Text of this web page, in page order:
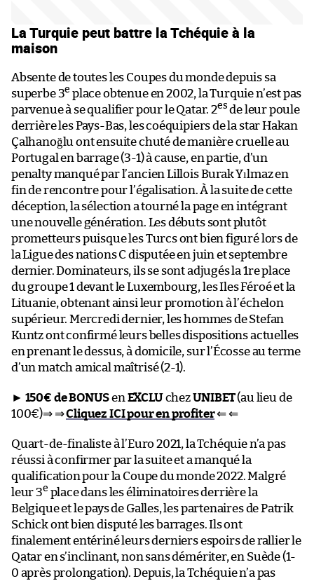
La Turquie peut battre la Tchéquie à la
maison
Absente de toutes les Coupes du monde depuis sa
superbe 3e place obtenue en 2002, la Turquie n’est pas
parvenue à se qualifier pour le Qatar. 2es de leur poule
derrière les Pays-Bas, les coéquipiers de la star Hakan
Çalhanoğlu ont ensuite chuté de manière cruelle au
Portugal en barrage (3-1) à cause, en partie, d’un
penalty manqué par l’ancien Lillois Burak Yılmaz en
fin de rencontre pour l’égalisation. À la suite de cette
déception, la sélection a tourné la page en intégrant
une nouvelle génération. Les débuts sont plutôt
prometteurs puisque les Turcs ont bien figuré lors de
la Ligue des nations C disputée en juin et septembre
dernier. Dominateurs, ils se sont adjugés la 1re place
du groupe 1 devant le Luxembourg, les Iles Féroé et la
Lituanie, obtenant ainsi leur promotion à l’échelon
supérieur. Mercredi dernier, les hommes de Stefan
Kuntz ont confirmé leurs belles dispositions actuelles
en prenant le dessus, à domicile, sur l’Écosse au terme
d’un match amical maîtrisé (2-1).
► 150€ de BONUSen EXCLUchezUNIBET(au lieu de
100€)⇒ ⇒Cliquez ICI pour en profiter⇐ ⇐
Quart-de-finaliste à l’Euro 2021, la Tchéquie n’a pas
réussi à confirmer par la suite et a manqué la
qualification pour la Coupe du monde 2022. Malgré
leur 3e place dans les éliminatoires derrière la
Belgique et le pays de Galles, les partenaires de Patrik
Schick ont bien disputé les barrages. Ils ont
finalement entériné leurs derniers espoirs de rallier le
Qatar en s’inclinant, non sans démériter, en Suède (1-
0 après prolongation). Depuis, la Tchéquie n’a pas